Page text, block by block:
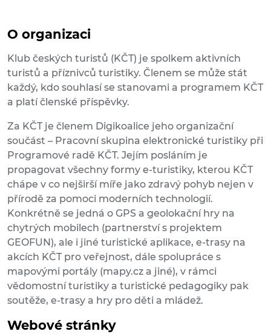
O organizaci
Klub českých turistů (KČT) je spolkem aktivních
turistů a příznivců turistiky. Členem se může stát
každý, kdo souhlasí se stanovami a programem KČT
a platí členské příspěvky.
Za KČT je členem Digikoalice jeho organizační
součást – Pracovní skupina elektronické turistiky při
Programové radě KČT. Jejím posláním je
propagovat všechny formy e-turistiky, kterou KČT
chápe v co nejširší míře jako zdravý pohyb nejen v
přírodě za pomoci moderních technologií.
Konkrétně se jedná o GPS a geolokační hry na
chytrých mobilech (partnerství s projektem
GEOFUN), ale i jiné turistické aplikace, e-trasy na
akcích KČT pro veřejnost, dále spolupráce s
mapovými portály (mapy.cz a jiné), v rámci
vědomostní turistiky a turistické pedagogiky pak
soutěže, e-trasy a hry pro děti a mládež.
Webové stránky